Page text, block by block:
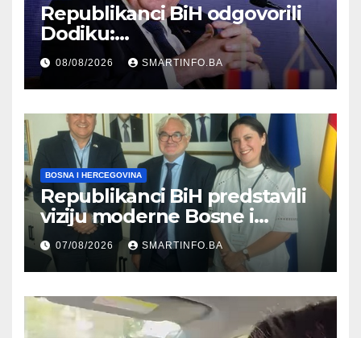
Republikanci BiH odgovorili
Dodiku:
Bosanskohercegovačka
kultura postoji i pripada svim
građanima
08/08/2026 SMARTINFO.BA
BOSNA I HERCEGOVINA
Republikanci BiH predstavili
viziju moderne Bosne i
Hercegovine ambasadoru
Njemačke
07/08/2026 SMARTINFO.BA